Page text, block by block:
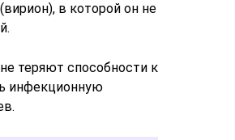
в которой он не
теряют способности к
инфекционную